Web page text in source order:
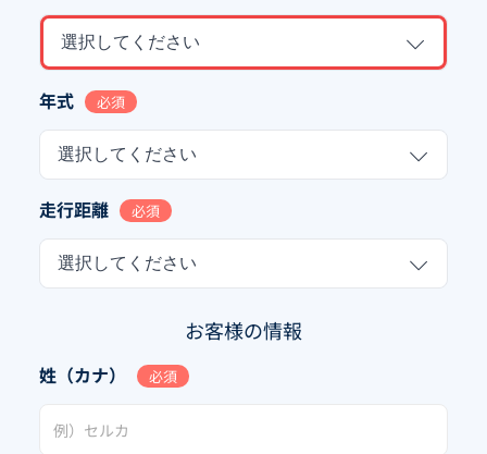
選択してください
年式 必須
選択してください
走行距離 必須
選択してください
お客様の情報
姓（カナ） 必須